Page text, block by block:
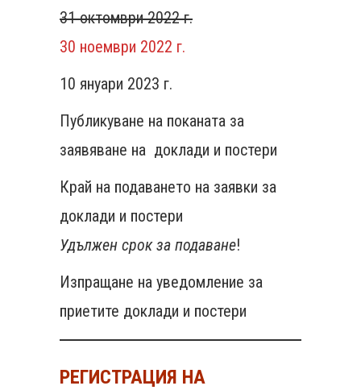
31 октомври 2022 г.
30 ноември 2022 г.
10 януари 2023 г.
Публикуване на поканата за
заявяване на доклади и постери
Край на подаването на заявки за
доклади и постери
Удължен срок за подаване!
Изпращане на уведомление за
приетите доклади и постери
РЕГИСТРАЦИЯ НА